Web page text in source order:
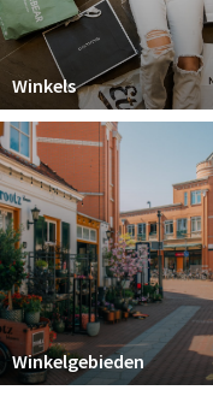
Uitjes & activiteiten
Natuurgebieden
Baroniepoorten
Inloggen
Winkels
Winkelgebieden